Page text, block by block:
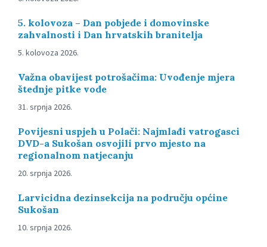
5. kolovoza – Dan pobjede i domovinske
zahvalnosti i Dan hrvatskih branitelja
5. kolovoza 2026.
Važna obavijest potrošačima: Uvođenje mjera
štednje pitke vode
31. srpnja 2026.
Povijesni uspjeh u Polači: Najmlađi vatrogasci
DVD-a Sukošan osvojili prvo mjesto na
regionalnom natjecanju
20. srpnja 2026.
Larvicidna dezinsekcija na području općine
Sukošan
10. srpnja 2026.